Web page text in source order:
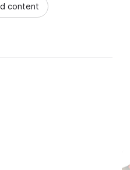
content